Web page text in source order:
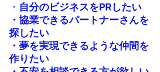
・ 自分のビジネスをPRしたい
・協業できるパートナーさんを
探したい
・夢を実現できるような仲間を
作りたい